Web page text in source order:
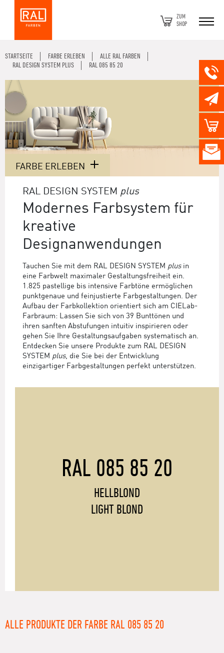
ZUM
SHOP
STARTSEITE FARBE ERLEBEN
ALLE RAL FARBEN
RAL DESIGN SYSTEM PLUS
RAL 085 85 20
FARBE ERLEBEN
RAL DESIGN SYSTEM plus
Modernes Farbsystem für
kreative
Designanwendungen
Tauchen Sie mit dem RAL DESIGN SYSTEM plusin
eine Farbwelt maximaler Gestaltungsfreiheit ein.
1.825 pastellige bis intensive Farbtöne ermöglichen
punktgenaue und feinjustierte Farbgestaltungen. Der
Aufbau der Farbkollektion orientiert sich am CIELab-
Farbraum: Lassen Sie sich von 39 Bunttönen und
ihren sanften Abstufungen intuitiv inspirieren oder
gehen Sie Ihre Gestaltungsaufgaben systematisch an.
Entdecken Sie unsere Produkte zum RAL DESIGN
SYSTEM plus, die Sie bei der Entwicklung
einzigartiger Farbgestaltungen perfekt unterstützen.
RAL 085 85 20
HELLBLOND
LIGHT BLOND
ALLE PRODUKTE DER FARBE RAL 085 85 20